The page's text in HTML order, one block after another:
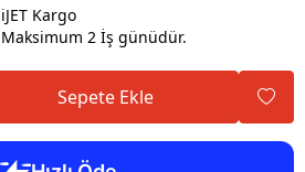
Kargo
Maksimum 2 İş günüdür.
Sepete Ekle